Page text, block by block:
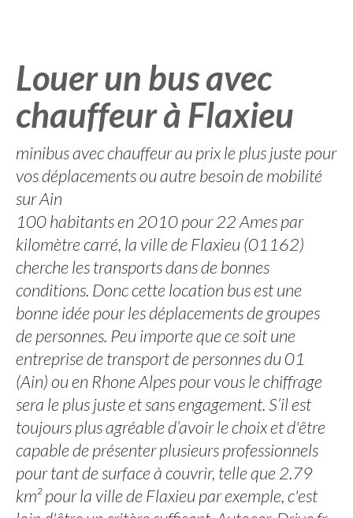
Louer un bus avec
chauffeur à Flaxieu
minibus avec chauffeur au prix le plus juste pour
vos déplacements ou autre besoin de mobilité
sur Ain
100 habitants en 2010 pour 22 Ames par
kilomètre carré, la ville de Flaxieu (01162)
cherche les transports dans de bonnes
conditions. Donc cette location bus est une
bonne idée pour les déplacements de groupes
de personnes. Peu importe que ce soit une
entreprise de transport de personnes du 01
(Ain) ou en Rhone Alpes pour vous le chiffrage
sera le plus juste et sans engagement. S’il est
toujours plus agréable d’avoir le choix et d'être
capable de présenter plusieurs professionnels
pour tant de surface à couvrir, telle que 2.79
km² pour la ville de Flaxieu par exemple, c'est